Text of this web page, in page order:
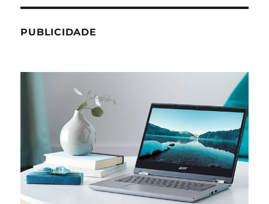
PUBLICIDADE